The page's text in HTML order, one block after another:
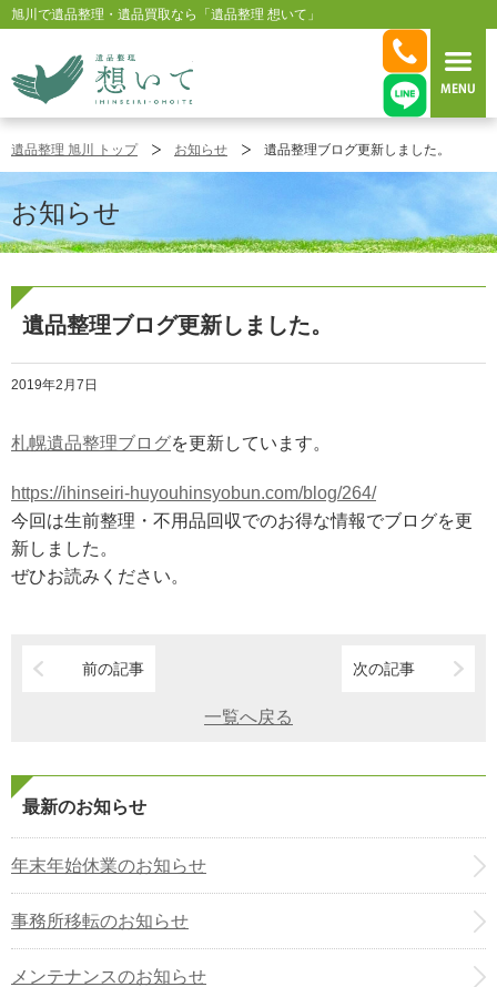
旭川で遺品整理・遺品買取なら「遺品整理 想いて」
遺品整理 旭川 トップ お知らせ 遺品整理ブログ更新しました。
お知らせ
遺品整理ブログ更新しました。
2019年2月7日
札幌遺品整理ブログを更新しています。
https://ihinseiri-huyouhinsyobun.com/blog/264/
今回は生前整理・不用品回収でのお得な情報でブログを更
新しました。
ぜひお読みください。
前の記事 次の記事
一覧へ戻る
最新のお知らせ
年末年始休業のお知らせ
事務所移転のお知らせ
メンテナンスのお知らせ